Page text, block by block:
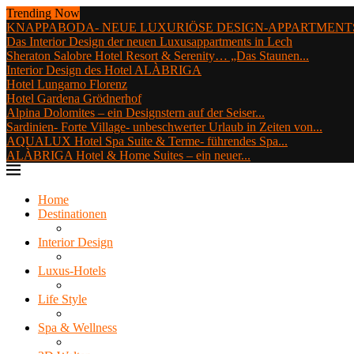
Trending Now
KNAPPABODA- NEUE LUXURIÖSE DESIGN-
Das Interior Design der neuen Luxusappartments in Lech
Sheraton Salobre Hotel Resort & Serenity… „Das Staunen...
Interior Design des Hotel ALÀBRIGA
Hotel Lungarno Florenz
Hotel Gardena Grödnerhof
Alpina Dolomites – ein Designstern auf der Seiser...
Sardinien- Forte Village- unbeschwerter Urlaub in Zeiten von...
AQUALUX Hotel Spa Suite & Terme- führendes Spa...
ALÀBRIGA Hotel & Home Suites – ein neuer...
Home
Destinationen
Interior Design
Luxus-Hotels
Life Style
Spa & Wellness